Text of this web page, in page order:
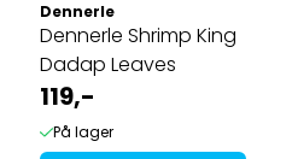
Dennerle
Dennerle Shrimp King
Dadap Leaves
119,-
På lager